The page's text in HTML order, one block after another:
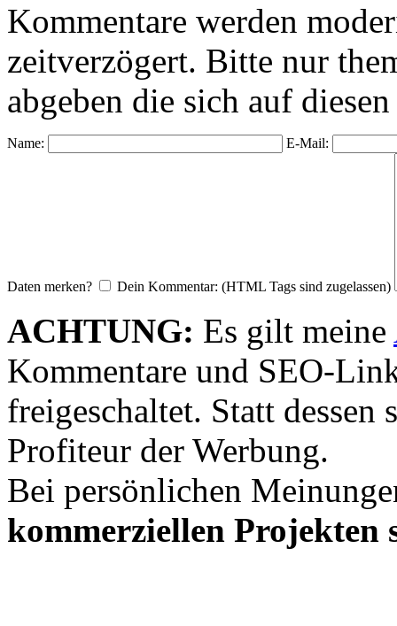
Kommentare werden
zeitverzögert. Bitte nur
abgeben die sich auf
Name: E-Mail:
Daten merken? Dein Kommentar: (HTML Tags sind zugelassen)
ACHTUNG: Es gilt meine
Kommentare und SEO-
freigeschaltet. Statt dessen
Profiteur der Werbung.
Bei persönlichen
kommerziellen Projekten